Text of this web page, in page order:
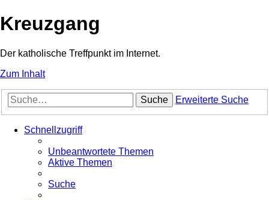
Kreuzgang
Der katholische Treffpunkt im Internet.
Zum Inhalt
Suche Erweiterte Suche
Schnellzugriff
Unbeantwortete Themen
Aktive Themen
Suche